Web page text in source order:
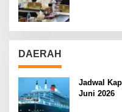
DAERAH
Jadwal
Juni 2026